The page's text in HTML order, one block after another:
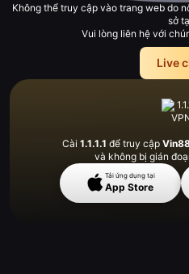
Không thể truy cập vào trang web do
sở
Vui lòng liên hệ với
Live
Cài 1.1.1.1 để truy cập
và không bị gián
Tải ứng dụng tại
App Store